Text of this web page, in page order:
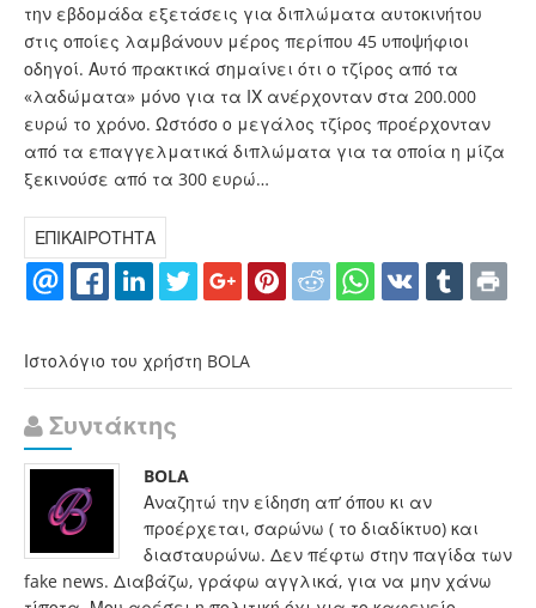
την εβδομάδα εξετάσεις για διπλώματα αυτοκινήτου
στις οποίες λαμβάνουν μέρος περίπου 45 υποψήφιοι
οδηγοί. Αυτό πρακτικά σημαίνει ότι ο τζίρος από τα
«λαδώματα» μόνο για τα ΙΧ ανέρχονταν στα 200.000
ευρώ το χρόνο. Ωστόσο ο μεγάλος τζίρος προέρχονταν
από τα επαγγελματικά διπλώματα για τα οποία η μίζα
ξεκινούσε από τα 300 ευρώ…
ΕΠΙΚΑΙΡΟΤΗΤΑ
Ιστολόγιο του χρήστη BOLA
Συντάκτης
BOLA
Αναζητώ την είδηση απ’ όπου κι αν
προέρχεται, σαρώνω ( το διαδίκτυο) και
διασταυρώνω. Δεν πέφτω στην παγίδα των
fake news. Διαβάζω, γράφω αγγλικά, για να μην χάνω